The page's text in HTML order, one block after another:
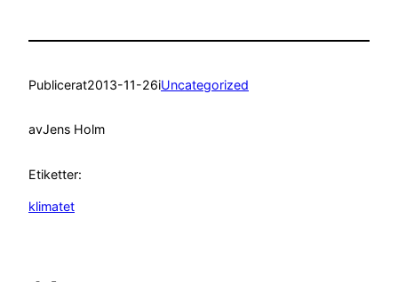
Publicerat2013-11-26iUncategorized
avJens Holm
Etiketter:
klimatet